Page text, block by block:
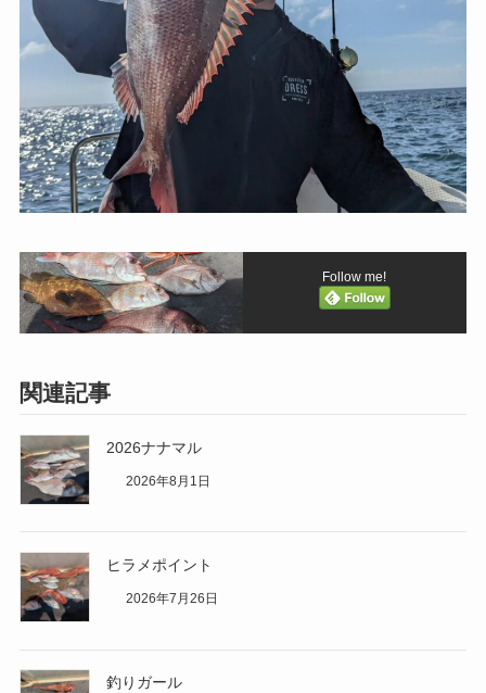
Follow me!
関連記事
2026ナナマル
2026年8月1日
ヒラメポイント
2026年7月26日
釣りガール